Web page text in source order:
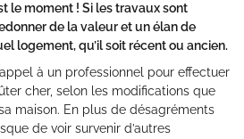
le moment ! Si les travaux sont
de la valeur et un élan de
logement, qu’il soit récent ou ancien.
à un professionnel pour effectuer
cher, selon les modifications que
maison. En plus de désagréments
de voir survenir d’autres